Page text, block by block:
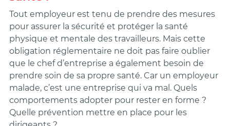
Tout employeur est tenu de prendre des mesures
pour assurer la sécurité et protéger la santé
physique et mentale des travailleurs. Mais cette
obligation réglementaire ne doit pas faire oublier
que le chef d’entreprise a également besoin de
prendre soin de sa propre santé. Car un employeur
malade, c’est une entreprise qui va mal. Quels
comportements adopter pour rester en forme ?
Quelle prévention mettre en place pour les